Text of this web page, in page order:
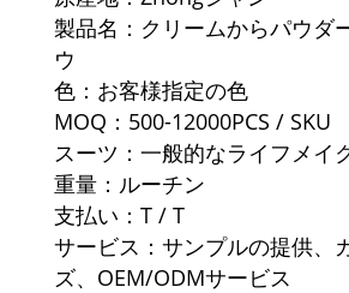
製品名：クリームからパウダ
ウ
色：お客様指定の色
MOQ：500-12000PCS / SKU
スーツ：一般的なライフメイ
重量：ルーチン
支払い：T / T
サービス：サンプルの提供、
ズ、OEM/ODMサービス